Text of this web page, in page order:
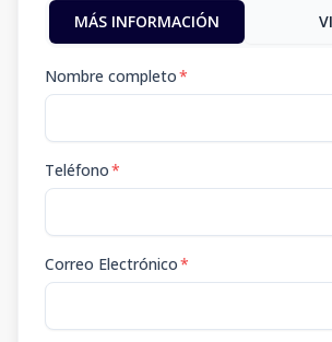
MÁS INFORMACIÓN
Nombre completo*
Teléfono*
Correo Electrónico*